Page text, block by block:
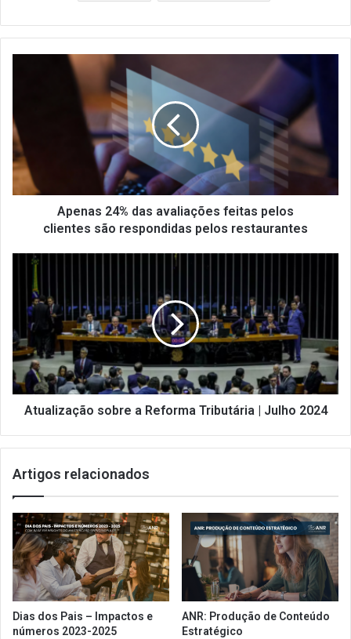
feitas
pelos
clientes são
respondidas
pelos
restaurantesApenas 24% das avaliações feitas pelos
clientes são respondidas pelos restaurantes
Atualização
sobre
Reforma
Tributária
|
Julho
2024
Atualização sobre a Reforma Tributária | Julho 2024
Artigos relacionados
Dias dos Pais – Impactos e
números 2023-2025
ANR: Produção de Conteúdo
Estratégico